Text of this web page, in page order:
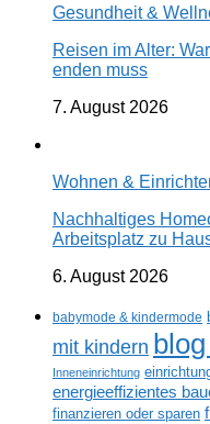
Gesundheit &
Reisen im Alter:
enden muss
7. August 2026
Wohnen &
Nachhaltiges
Arbeitsplatz zu
6. August 2026
babymode & kindermode
mit kindern
Inneneinrichtung
energieeffizientes
finanzieren oder sparen